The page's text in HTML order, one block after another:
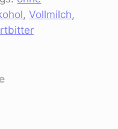
, Vollmilch